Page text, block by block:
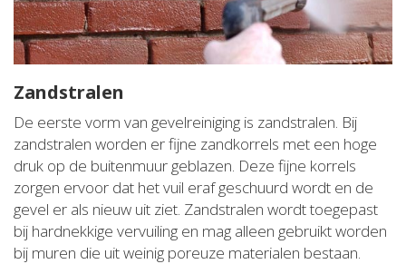
Zandstralen
De eerste vorm van gevelreiniging is zandstralen. Bij
zandstralen worden er fijne zandkorrels met een hoge
druk op de buitenmuur geblazen. Deze fijne korrels
zorgen ervoor dat het vuil eraf geschuurd wordt en de
gevel er als nieuw uit ziet. Zandstralen wordt toegepast
bij hardnekkige vervuiling en mag alleen gebruikt worden
bij muren die uit weinig poreuze materialen bestaan.